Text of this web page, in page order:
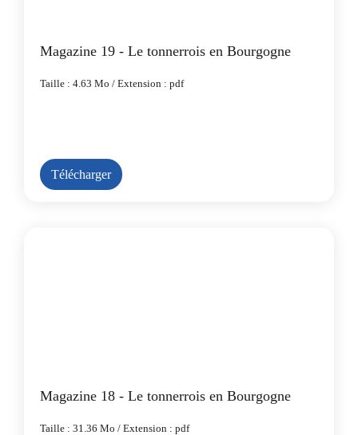
Magazine 19 - Le tonnerrois en Bourgogne
Taille : 4.63 Mo / Extension : pdf
Télécharger
Magazine 18 - Le tonnerrois en Bourgogne
Taille : 31.36 Mo / Extension : pdf